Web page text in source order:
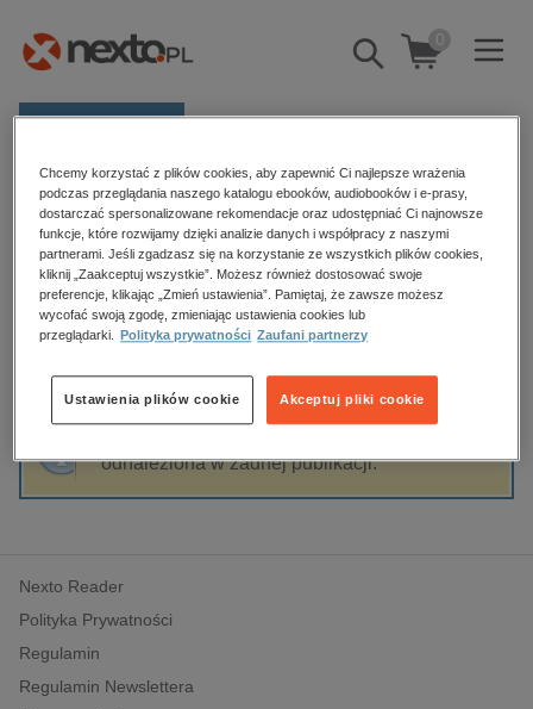
Pokaż/schowaj
wyszukiwarkę
0
Kategorie
Zobacz wszystkie E-prasa
budownictwo, aranżacja wnętrz
biznesowe, branżowe, gospodarka
dzienniki
edukacja
hobby, sport, rozrywka
komputery, internet, technologie, informatyka
polityka, społeczno-informacyjne
psychologiczne
inne
popularno-naukowe
Strona główna Tracy Chevalier
Tracy Chevalier
Sortowanie Filtrowanie
odnaleziona w żadnej publikacji.
Nexto Reader
Polityka Prywatności
Regulamin
Regulamin Newslettera
Chcemy korzystać z plików cookies, aby zapewnić Ci najlepsze wrażenia
podczas przeglądania naszego katalogu ebooków, audiobooków i e-prasy,
dostarczać spersonalizowane rekomendacje oraz udostępniać Ci najnowsze
funkcje, które rozwijamy dzięki analizie danych i współpracy z naszymi
partnerami. Jeśli zgadzasz się na korzystanie ze wszystkich plików cookies,
kliknij „Zaakceptuj wszystkie”. Możesz również dostosować swoje
preferencje, klikając „Zmień ustawienia”. Pamiętaj, że zawsze możesz
wycofać swoją zgodę, zmieniając ustawienia cookies lub
przeglądarki.
Polityka prywatności Zaufani partnerzy
Akceptuj pliki cookie
Ustawienia plików cookie